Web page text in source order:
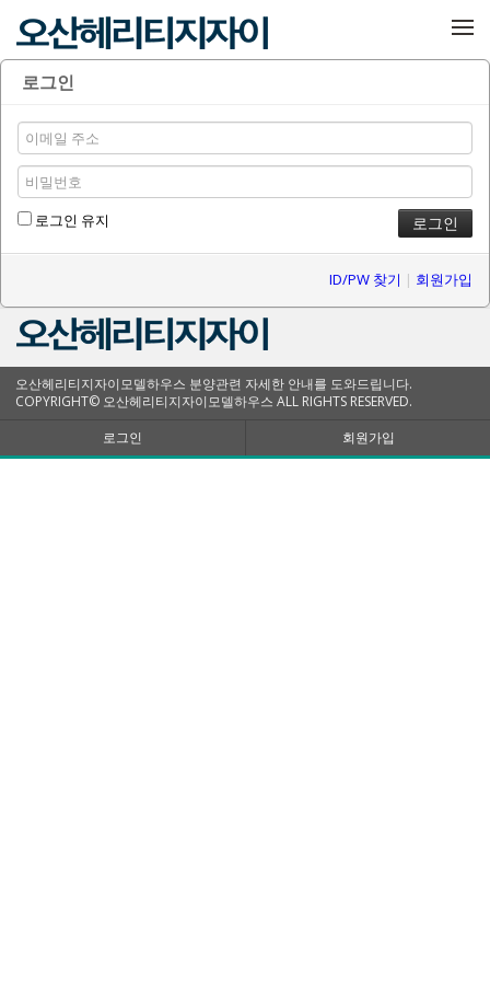
메뉴 건너뛰기
로그인
로그인 유지
ID/PW 찾기 | 회원가입
오산헤리티지자이모델하우스 분양관련 자세한 안내를 도와드립니다.
COPYRIGHT© 오산헤리티지자이모델하우스 ALL RIGHTS RESERVED.
로그인
회원가입